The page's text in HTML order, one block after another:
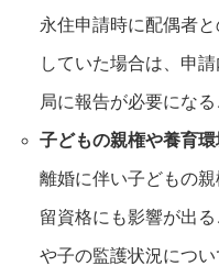
永住申請時に配偶者
していた場合は、申
局に報告が必要になる
子どもの親権や養育環
離婚に伴い子どもの
留資格にも影響が出
や子の監護状況につい